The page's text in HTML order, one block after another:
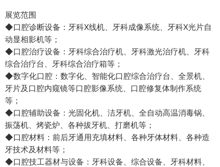
展览范围
◆口腔诊断设备：牙科X线机、牙科成像系统、牙科X光片自
动显相影机等；
◆口腔治疗设备：牙科综合治疗机、牙科激光治疗机、牙科
综合治疗台、牙科综合治疗箱等；
◆数字化口腔：数字化、智能化口腔综合治疗台、全景机、
牙片及口腔内窥镜等口腔影像系统、口腔修复体制作系统
等；
◆口腔辅助设备：光固化机、洁牙机、全自动高温消毒锅、
振荡机、烤瓷炉、各种拔牙机、打磨机等；
◆口腔材料：前后牙通用充填材料、各种牙体材料、各种造
牙技术及材料等；
◆口腔技工器材与设备：牙科设备、综合设备、牙科材料、